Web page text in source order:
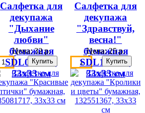
Салфетка для
декупажа
"Дыхание
любви"
бумажная
SDL084400,
33х33 см
Цена:32 р.
Салфетка для
декупажа
"Здравствуй,
весна!"
бумажная
SDL120111,
33х33 см
Цена:25 р.